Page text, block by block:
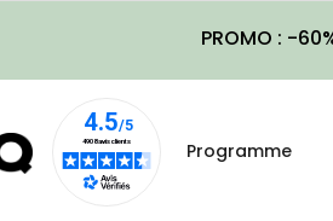
PROMO : -
Programme